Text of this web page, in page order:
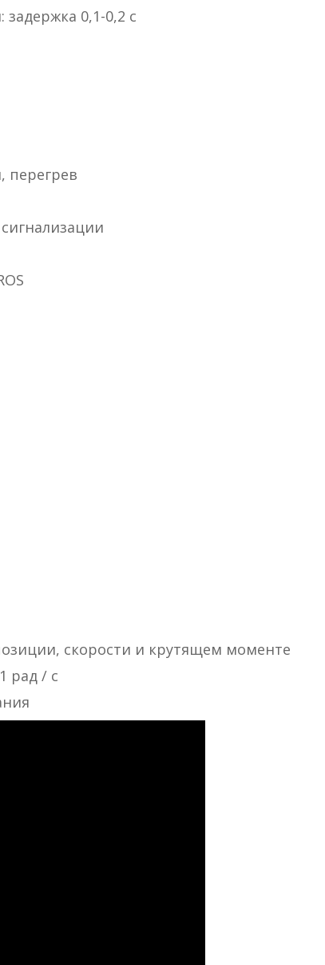
0,1-0,2 с
перегрев
скорости и крутящем моменте
рад / с